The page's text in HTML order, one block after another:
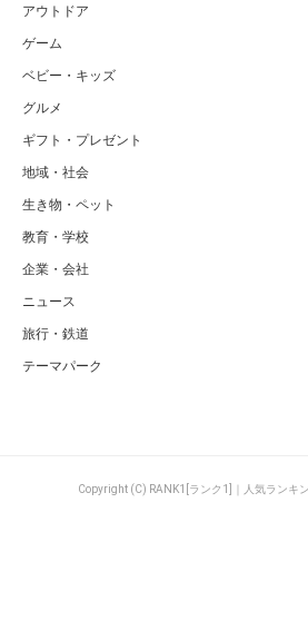
アウトドア
ゲーム
ベビー・キッズ
グルメ
ギフト・プレゼント
地域・社会
生き物・ペット
教育・学校
企業・会社
ニュース
旅行・鉄道
テーマパーク
Copyright (C) RANK1[ランク1]｜人気ランキ